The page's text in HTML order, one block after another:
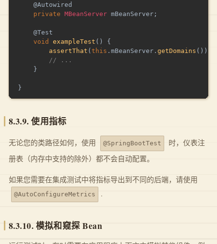
@Autowired
private MBeanServer mBeanServer ;
@Test
void
exampleTest ( )
{
assertThat ( this . mBeanServer . getDomains ( ) )
// ...
}
}
8.3.9. 使用指标
无论您的类路径如何，使用 @SpringBootTest
时，仪表注
册表（内存中支持的除外）都不会自动配置。
如果您需要在集成测试中将指标导出到不同的后端，请使用
@AutoConfigureMetrics .
8.3.10. 模拟和窥探 Bean